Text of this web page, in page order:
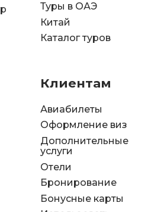
Туры в ОАЭ
Китай
Каталог туров
Клиентам
Авиабилеты
Оформление виз
Дополнительные
услуги
Отели
Бронирование
Бонусные карты